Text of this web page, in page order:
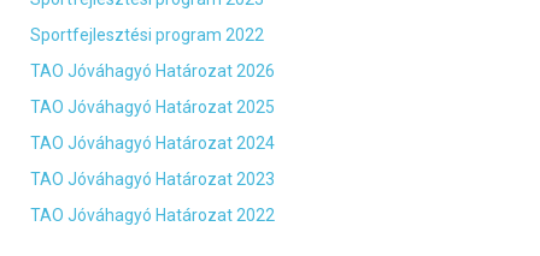
Sportfejlesztési program 2022
TAO Jóváhagyó Határozat 2026
TAO Jóváhagyó Határozat 2025
TAO Jóváhagyó Határozat 2024
TAO Jóváhagyó Határozat 2023
TAO Jóváhagyó Határozat 2022